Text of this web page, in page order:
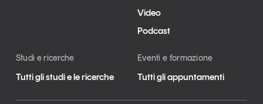
Video
Podcast
Studi e ricerche
Tutti gli studi e le ricerche
Eventi e formazione
Tutti gli appuntamenti